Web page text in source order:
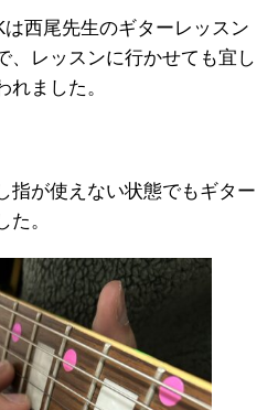
西尾先生のギターレッスン
、レッスンに行かせても宜し
ました。
指が使えない状態でもギター
。